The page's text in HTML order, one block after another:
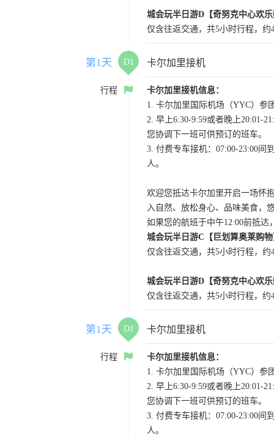
城会玩半日游D【奇努克中心欢
仅含往返交通，共5小时行程，
第1天 D1 卡尔加里接机
行程
卡尔加里接机信息：
1. 卡尔加里国际机场（YYC）参
2. 早上6:30-9:59或者晚上20:01-
您协调下一班可供预订的班车。
3. 付费专车接机：07:00-23:00间
人。
欢迎您抵达卡尔加里开启一场怀
入自然、放松身心、品味美食，
如果您的航班于中午12:00前抵
城会玩半日游C【巨划算奥莱购
仅含往返交通，共5小时行程，
城会玩半日游D【奇努克中心欢
仅含往返交通，共5小时行程，
第1天 D1 卡尔加里接机
行程
卡尔加里接机信息：
1. 卡尔加里国际机场（YYC）参
2. 早上6:30-9:59或者晚上20:01-
您协调下一班可供预订的班车。
3. 付费专车接机：07:00-23:00间
人。